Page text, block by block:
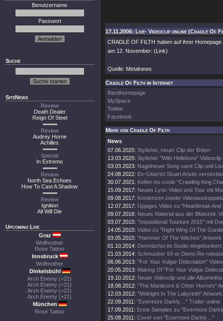
Benutzername
Passwort
Suche
SiteNews
Review
Death Dealer
Reign Of Steel
Review
Audrey Horne
Achilles
Special
In Extremo
Review
North Sea Echoes
How To Cast A Shadow
Review
Ignition
All Will Die
Upcoming Live
Graz
Wolfmother
Rose Tattoo
Innsbruck
Wolfmother
Dinkelsbühl
Arch Enemy (+21)
Arch Enemy (+21)
Arch Enemy (+21)
Arch Enemy (+21)
München
Rose Tattoo
17.11.2006: Live- Videoclip online (Cradle Of
CRADLE OF FILTH haben auf ihrer
am 12. November: (Link)
Quelle: Metalnews
Cradle Of Filth im Internet
Bandhomepage
MySpace
Twitter
Facebook
Mehr von Cradle Of Filth
News
07.06.2025: Stylisher, neuer Clip der Briten
13.03.2025: Stylisher "With Hellebore" Videoclip
03.03.2023: Nagelneuer Song samt Clip und
24.08.2022: Ex-Gitarrist Stuart Anstis
30.07.2021: Keifen ins coole "Crawling King
15.09.2017: Neues Lyric-Video und Tour mit
09.08.2017: Kredenzen zweite
12.07.2017: Üppiges Video zu "Heartbreak And
09.07.2016: Neues Material aus der Blütezeit.
03.07.2015: "Inquisitional Tourture 2015" mit
14.05.2015: Video zu "Right Wing Of The
03.05.2015: "Hammer Of The Witches" Artwork
01.10.2014: Demnächst im Studio eingebunkert
21.03.2014: Schmucker 93-er Demo Re-
06.06.2013: "For Your Vulgar Delectation"
20.05.2013: Making Of "For Your Vulgar
19.10.2012: Neuer Videoclip und alle
18.08.2012: "The Manticore & Other Horrors"
12.03.2012: "Midnight In The Labyrinth" Artwork.
22.09.2011: "Evermore Darkly…" Trailer online.
17.09.2011: Erste Samples zu "Evermore
25.08.2011: Cover von "Evermore Darkly…"